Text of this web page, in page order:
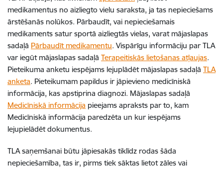
medikamentus no aizliegto vielu saraksta, ja tas nepieciešams
ārstēšanās nolūkos. Pārbaudīt, vai nepieciešamais
medikaments satur sportā aizliegtās vielas, varat mājaslapas
sadaļā Pārbaudīt medikamentu. Vispārīgu informāciju par TLA
var iegūt mājaslapas sadaļā Terapeitiskās lietošanas atļaujas.
Pieteikuma anketu iespējams lejuplādēt mājaslapas sadaļā TLA
anketa. Pieteikumam papildus ir jāpievieno medicīniskā
informācija, kas apstiprina diagnozi. Mājaslapas sadaļā
Medicīniskā informācija pieejams apraksts par to, kam
Medicīniskā informācija paredzēta un kur iespējams
lejupielādēt dokumentus.
TLA saņemšanai būtu jāpiesakās tiklīdz rodas šāda
nepieciešamība, tas ir, pirms tiek sāktas lietot zāles vai